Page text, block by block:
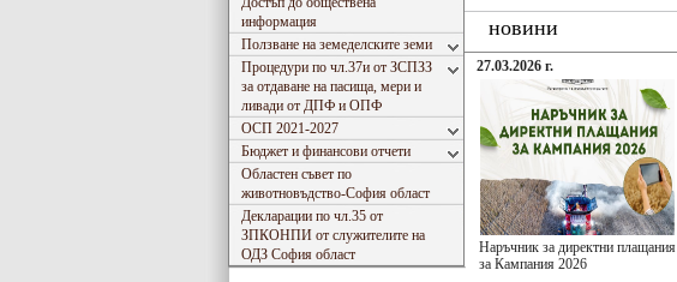
информация
Ползване на земеделските земи
Процедури по чл.37и от ЗСПЗЗ
за отдаване на пасища, мери и
ливади от ДПФ и ОПФ
ОСП 2021-2027
Бюджет и финансови отчети
Областен съвет по
животновъдство-София област
Декларации по чл.35 от
ЗПКОНПИ от служителите на
ОДЗ София област
новини
27.03.2026 г.
Наръчник за директни плащания
за Кампания 2026